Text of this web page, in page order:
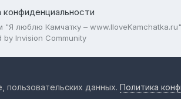
конфиденциальности
"Я люблю Камчатку – www.IloveKamchatka.ru"
by Invision Community
данных. Политика